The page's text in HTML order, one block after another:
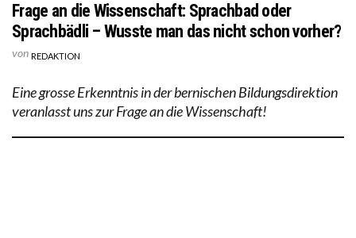
Frage an die Wissenschaft: Sprachbad oder
Sprachbädli – Wusste man das nicht schon vorher?
von REDAKTION
Eine grosse Erkenntnis in der bernischen Bildungsdirektion
veranlasst uns zur Frage an die Wissenschaft!